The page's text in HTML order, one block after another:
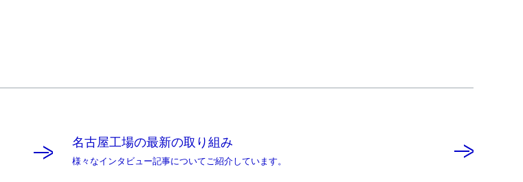
名古屋工場の最新の取り組み
様々なインタビュー記事についてご紹介しています。